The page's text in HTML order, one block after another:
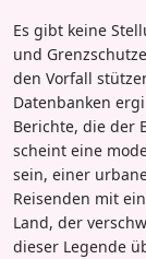
Es gibt keine
und
den Vorfall
Datenbanken
Berichte, die der
scheint eine
sein, einer
Reisenden mit
Land, der
dieser Legende